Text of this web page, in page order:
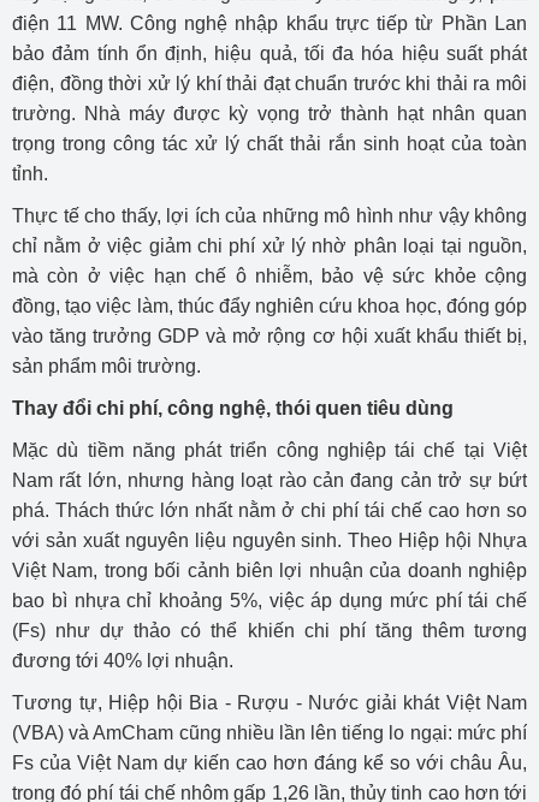
điện 11 MW. Công nghệ nhập khẩu trực tiếp từ Phần Lan
bảo đảm tính ổn định, hiệu quả, tối đa hóa hiệu suất phát
điện, đồng thời xử lý khí thải đạt chuẩn trước khi thải ra môi
trường. Nhà máy được kỳ vọng trở thành hạt nhân quan
trọng trong công tác xử lý chất thải rắn sinh hoạt của toàn
tỉnh.
Thực tế cho thấy, lợi ích của những mô hình như vậy không
chỉ nằm ở việc giảm chi phí xử lý nhờ phân loại tại nguồn,
mà còn ở việc hạn chế ô nhiễm, bảo vệ sức khỏe cộng
đồng, tạo việc làm, thúc đẩy nghiên cứu khoa học, đóng góp
vào tăng trưởng GDP và mở rộng cơ hội xuất khẩu thiết bị,
sản phẩm môi trường.
Thay đổi chi phí, công nghệ, thói quen tiêu dùng
Mặc dù tiềm năng phát triển công nghiệp tái chế tại Việt
Nam rất lớn, nhưng hàng loạt rào cản đang cản trở sự bứt
phá. Thách thức lớn nhất nằm ở chi phí tái chế cao hơn so
với sản xuất nguyên liệu nguyên sinh. Theo Hiệp hội Nhựa
Việt Nam, trong bối cảnh biên lợi nhuận của doanh nghiệp
bao bì nhựa chỉ khoảng 5%, việc áp dụng mức phí tái chế
(Fs) như dự thảo có thể khiến chi phí tăng thêm tương
đương tới 40% lợi nhuận.
Tương tự, Hiệp hội Bia - Rượu - Nước giải khát Việt Nam
(VBA) và AmCham cũng nhiều lần lên tiếng lo ngại: mức phí
Fs của Việt Nam dự kiến cao hơn đáng kể so với châu Âu,
trong đó phí tái chế nhôm gấp 1,26 lần, thủy tinh cao hơn tới